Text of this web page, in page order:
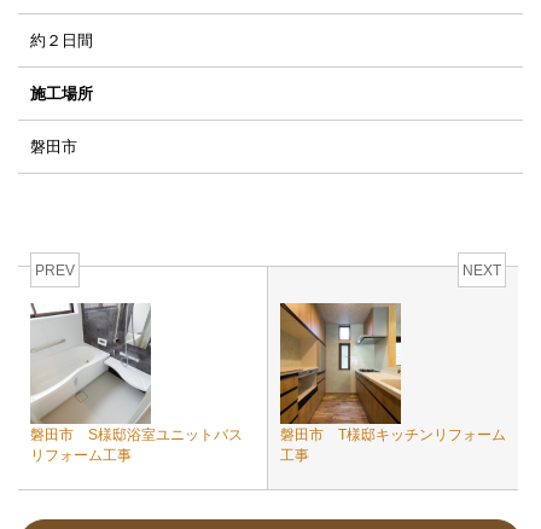
約２日間
施工場所
磐田市
PREV
磐田市 S様邸浴室ユニットバス
リフォーム工事
NEXT
磐田市 T様邸キッチンリフォーム
工事